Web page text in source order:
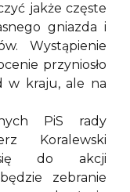
jakże częste
gniazda i
Wystąpienie
przyniosło
w kraju, ale na
PiS rady
Koralewski
się do akcji
zebranie